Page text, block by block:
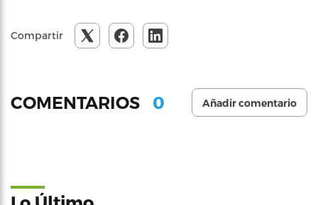
Compartir
COMENTARIOS 0 Añadir comentario